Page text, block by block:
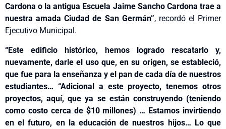
Cardona o la antigua Escuela Jaime Sancho Cardona trae a
nuestra amada Ciudad de San Germán”, recordó el Primer
Ejecutivo Municipal.
“Este edificio histórico, hemos logrado rescatarlo y,
nuevamente, darle el uso que, en su origen, se estableció,
que fue para la enseñanza y el pan de cada día de nuestros
estudiantes… “Adicional a este proyecto, tenemos otros
proyectos, aquí, que ya se están construyendo (teniendo
como costo cerca de $10 millones) … Estamos invirtiendo
en el futuro, en la educación de nuestros hijos… Lo que